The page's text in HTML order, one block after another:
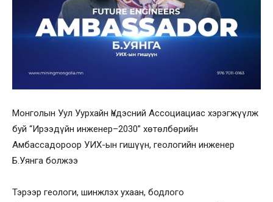
Монголын Уул Уурхайн Үндэсний Ассоциациас хэрэгжүүлж
буй “Ирээдүйн инженер–2030” хөтөлбөрийн
Амбассадороор УИХ-ын гишүүн, геологийн инженер
Б.Уянга болжээ
Тэрээр геологи, шинжлэх ухаан, бодлого